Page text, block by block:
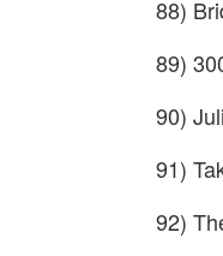
88)
89)
90)
91)
92)